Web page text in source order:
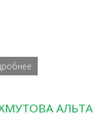
АЛЬТА